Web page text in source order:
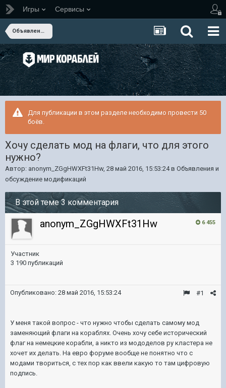
Игры Сервисы
Объявления и обсуждение модификаций
Для публикации в этом разделе необходимо провести 50
боёв.
Хочу сделать мод на флаги, что для этого
нужно?
Автор: anonym_ZGgHWXFt31Hw, 28 май 2016, 15:53:24в Объявления и
обсуждение модификаций
В этой теме 3 комментария
6 455
anonym_ZGgHWXFt31Hw
Участник
3 190 публикаций
#1
Опубликовано: 28 май 2016, 15:53:24
У меня такой вопрос - что нужно чтобы сделать самому мод
заменяющий флаги на кораблях. Очень хочу себе исторический
флаг на немецкие корабли, а никто из мододелов ру кластера не
хочет их делать. На евро форуме вообще не понятно что с
модами твориться, с тех пор как ввели какую то там цифровую
подпись.